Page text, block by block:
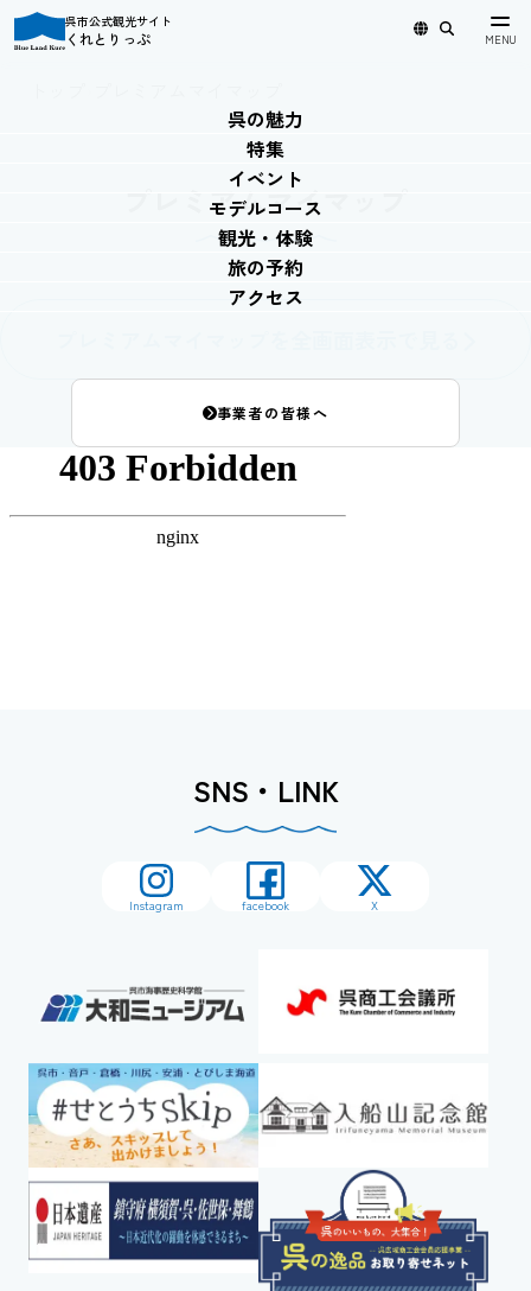
呉市公式観光サイト
くれとりっぷ
呉の魅力
特集
イベント
モデルコース
観光・体験
旅の予約
アクセス
事業者の皆様へ
プレミアムマイマップ
SNS・LINK
Instagram facebook X